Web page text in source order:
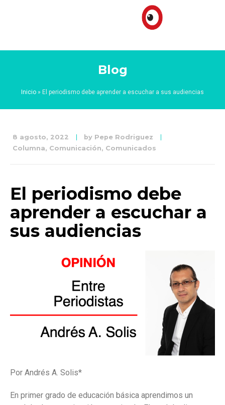
Blog
Inicio » El periodismo debe aprender a escuchar a sus audiencias
8 agosto, 2022 by Pepe Rodriguez
Columna, Comunicación, Comunicados
El periodismo debe
aprender a escuchar a
sus audiencias
Por Andrés A. Solis*
En primer grado de educación básica aprendimos un